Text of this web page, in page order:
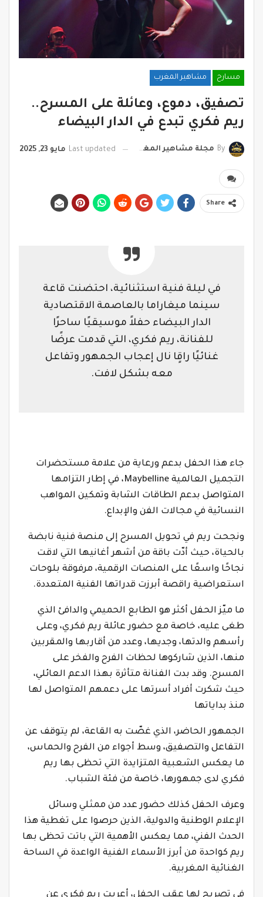
مسارح مشاهير المغرب
تصفيق، دموع، وعائلة على المسرح..
ريم فكري تبدع في الدار البيضاء
By مجلة مشاهير المغرب Last updated مايو 23, 2025
Share
في ليلة فنية استثنائية، احتضنت قاعة
سينما ميغاراما بالعاصمة الاقتصادية
الدار البيضاء حفلاً موسيقيًا ساحرًا
للفنانة، ريم فكري، التي قدمت عرضًا
غنائيًا راقٍا نال إعجاب الجمهور وتفاعل
معه بشكل لافت.
جاء هذا الحفل بدعم ورعاية من علامة مستحضرات
التجميل العالمية Maybelline، في إطار التزامها
المتواصل بدعم الطاقات الشابة وتمكين المواهب
النسائية في مجالات الفن والإبداع.
ونجحت ريم في تحويل المسرح إلى منصة فنية نابضة
بالحياة، حيث أدّت باقة من أشهر أغانيها التي لاقت
نجاحًا واسعًا على المنصات الرقمية، مرفوقة بلوحات
استعراضية راقصة أبرزت قدراتها الفنية المتعددة.
ما ميّز الحفل أكثر هو الطابع الحميمي والدافئ الذي
طغى عليه، خاصة مع حضور عائلة ريم فكري، وعلى
رأسهم والدتها، وجديها، وعدد من أقاربها والمقربين
منها، الذين شاركوها لحظات الفرح والفخر على
المسرح. وقد بدت الفنانة متأثرة بهذا الدعم العائلي،
حيث شكرت أفراد أسرتها على دعمهم المتواصل لها
منذ بداياتها
الجمهور الحاضر، الذي غصّت به القاعة، لم يتوقف عن
التفاعل والتصفيق، وسط أجواء من الفرح والحماس،
ما يعكس الشعبية المتزايدة التي تحظى بها ريم
فكري لدى جمهورها، خاصة من فئة الشباب.
وعرف الحفل كذلك حضور عدد من ممثلي وسائل
الإعلام الوطنية والدولية، الذين حرصوا على تغطية هذا
الحدث الفني، مما يعكس الأهمية التي باتت تحظى بها
ريم كواحدة من أبرز الأسماء الفنية الواعدة في الساحة
الغنائية المغربية.